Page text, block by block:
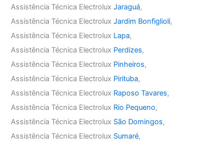
Assistência Técnica ElectroluxJaraguá,
Assistência Técnica ElectroluxJardim Bonfiglioli,
Assistência Técnica Electrolux Lapa,
Assistência Técnica Electrolux Perdizes,
Assistência Técnica Electrolux Pinheiros,
Assistência Técnica Electrolux Pirituba,
Assistência Técnica Electrolux Raposo Tavares,
Assistência Técnica Electrolux Rio Pequeno,
Assistência Técnica Electrolux São Domingos,
Assistência Técnica Electrolux Sumaré,